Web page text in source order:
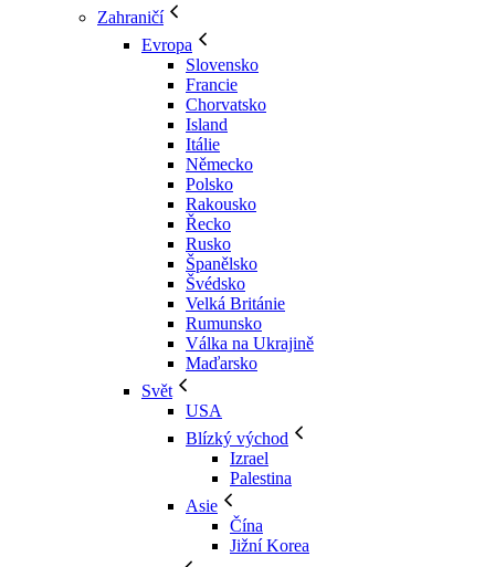
Zahraničí
Evropa
Slovensko
Francie
Chorvatsko
Island
Itálie
Německo
Polsko
Rakousko
Řecko
Rusko
Španělsko
Švédsko
Velká Británie
Rumunsko
Válka na Ukrajině
Maďarsko
Svět
USA
Blízký východ
Izrael
Palestina
Asie
Čína
Jižní Korea